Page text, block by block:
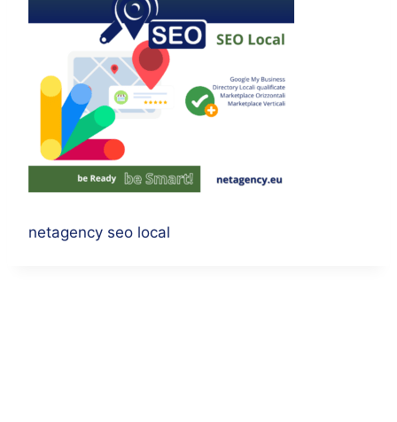
netagency seo local